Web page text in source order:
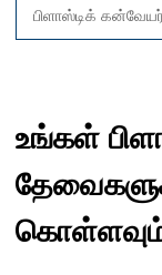
பிளாஸ்டிக்
உங்கள்